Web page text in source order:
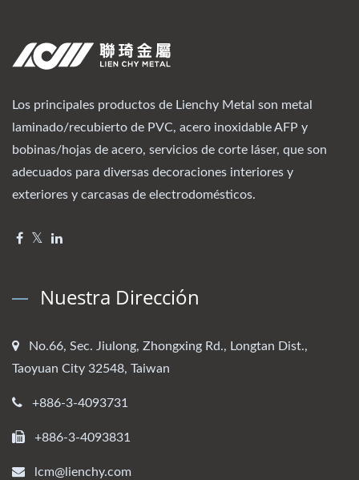
Los principales productos de Lienchy Metal son metal
laminado/recubierto de PVC, acero inoxidable AFP y
bobinas/hojas de acero, servicios de corte láser, que son
adecuados para diversas decoraciones interiores y
exteriores y carcasas de electrodomésticos.
Nuestra Dirección
No.66, Sec. Jiulong, Zhongxing Rd., Longtan Dist.,
Taoyuan City 32548, Taiwan
+886-3-4093731
+886-3-4093831
lcm@lienchy.com